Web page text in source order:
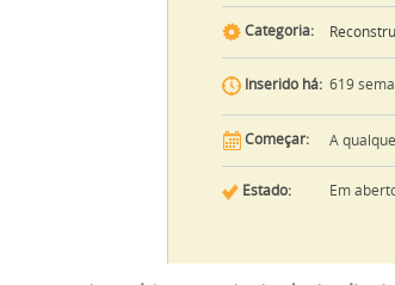
Categoria:
Inserido há: 619
Começar: A
Estado: Em